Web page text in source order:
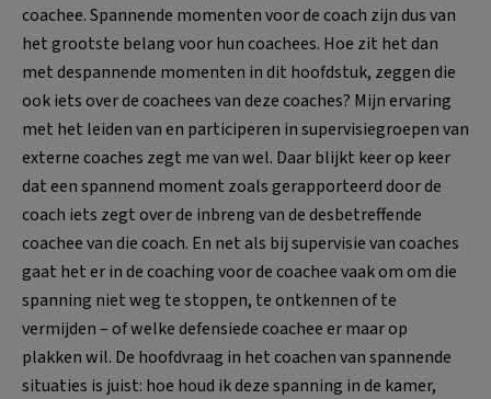
coachee. Spannende momenten voor de coach zijn dus van
het grootste belang voor hun coachees. Hoe zit het dan
met despannende momenten in dit hoofdstuk, zeggen die
ook iets over de coachees van deze coaches? Mijn ervaring
met het leiden van en participeren in supervisiegroepen van
externe coaches zegt me van wel. Daar blijkt keer op keer
dat een spannend moment zoals gerapporteerd door de
coach iets zegt over de inbreng van de desbetreffende
coachee van die coach. En net als bij supervisie van coaches
gaat het er in de coaching voor de coachee vaak om om die
spanning niet weg te stoppen, te ontkennen of te
vermijden – of welke defensiede coachee er maar op
plakken wil. De hoofdvraag in het coachen van spannende
situaties is juist: hoe houd ik deze spanning in de kamer,